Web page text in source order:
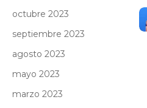
octubre 2023
septiembre 2023
agosto 2023
mayo 2023
marzo 2023